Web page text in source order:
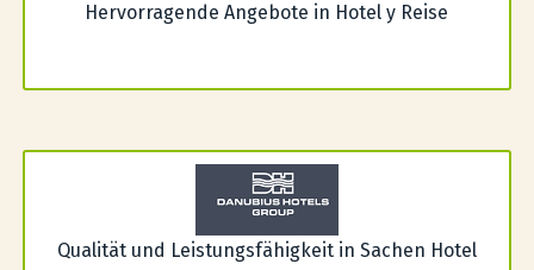
Hervorragende Angebote in Hotel y Reise
Qualität und Leistungsfähigkeit in Sachen Hotel